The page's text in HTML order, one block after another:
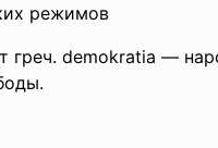
режимов
demokratia —